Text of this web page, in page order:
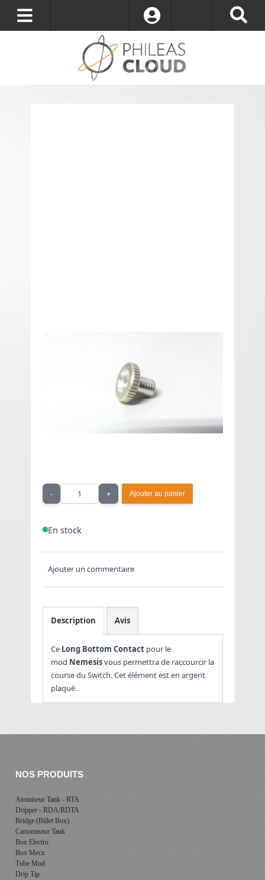
S’identifier
Long Bottom Contact -
À partir de4,50 €TTC
Quantité
- + Ajouter au panier
En stock
Ajouter un commentaire
Description Avis
Ce Long Bottom Contactpour le
mod Nemesisvous permettra de raccourcir la
course du Switch. Cet élément est en argent
plaqué.
NOS PRODUITS
Atomiseur Tank - RTA
Dripper - RDA/RDTA
Bridge (Billet Box)
Cartomiseur Tank
Box Electro
Box Meca
Tube Mod
Drip Tip